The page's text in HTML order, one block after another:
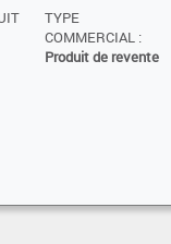
TYPE
COMMERCIAL :
Produit de revente